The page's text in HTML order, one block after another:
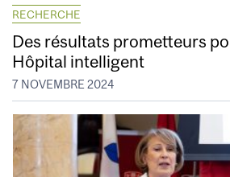
RECHERCHE
Des résultats prometteurs
Hôpital intelligent
7 NOVEMBRE 2024